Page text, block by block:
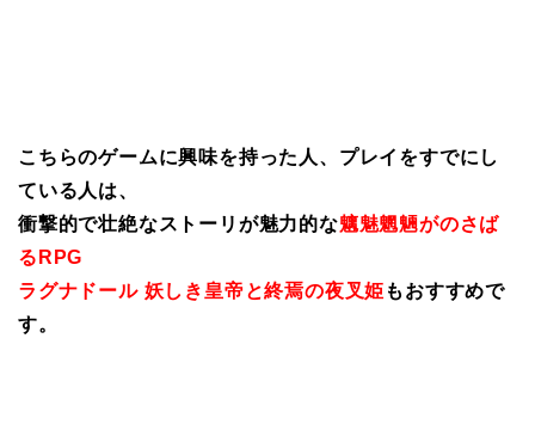
こちらのゲームに興味を持った人、プレイをすでにし
ている人は、
衝撃的で壮絶なストーリが魅力的な魑魅魍魎がのさば
るRPG
ラグナドール 妖しき皇帝と終焉の夜叉姫 もおすすめで
す。